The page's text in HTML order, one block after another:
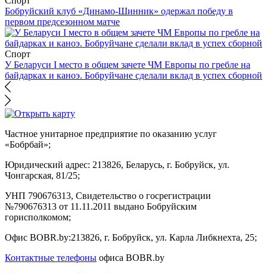
Бобруйский клуб «Динамо-Шинник» одержал победу в
первом предсезонном матче
Спорт
У Беларуси I место в общем зачете ЧМ Европы по гребле на
байдарках и каноэ. Бобруйчане сделали вклад в успех сборной
Частное унитарное предприятие по оказанию услуг
«Бобрбай»;
Юридический адрес: 213826, Беларусь, г. Бобруйск, ул.
Чонгарская, 81/25;
УНП 790676313, Свидетельство о госрегистрации
№790676313 от 11.11.2011 выдано Бобруйским
горисполкомом;
Офис BOBR.by:213826, г. Бобруйск, ул. Карла Либкнехта, 25;
Контактные телефоны офиса BOBR.by